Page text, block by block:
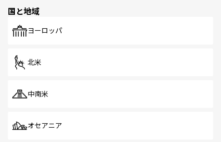
で、ホーカーズは地元の風情を楽しめる外せないスポット
国と地域
ヨーロッパ
北米
中南米
オセアニア